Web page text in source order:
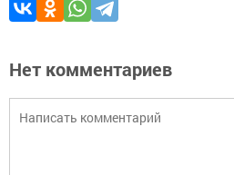
Нет комментариев